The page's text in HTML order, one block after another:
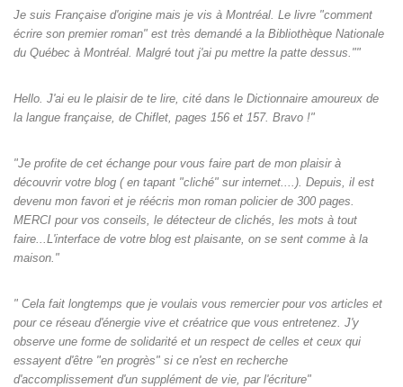
Je suis Française d'origine mais je vis à Montréal. Le livre "comment
écrire son premier roman" est très demandé a la Bibliothèque Nationale
du Québec à Montréal. Malgré tout j'ai pu mettre la patte dessus.""
Hello. J'ai eu le plaisir de te lire, cité dans le Dictionnaire amoureux de
la langue française, de Chiflet, pages 156 et 157. Bravo !"
"Je profite de cet échange pour vous faire part de mon plaisir à
découvrir votre blog ( en tapant "cliché" sur internet....). Depuis, il est
devenu mon favori et je réécris mon roman policier de 300 pages.
MERCI pour vos conseils, le détecteur de clichés, les mots à tout
faire...L'interface de votre blog est plaisante, on se sent comme à la
maison."
" Cela fait longtemps que je voulais vous remercier pour vos articles et
pour ce réseau d'énergie vive et créatrice que vous entretenez. J'y
observe une forme de solidarité et un respect de celles et ceux qui
essayent d'être "en progrès" si ce n'est en recherche
d'accomplissement d'un supplément de vie, par l'écriture"